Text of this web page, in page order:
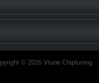
© 2026 Vtune Chiptuning